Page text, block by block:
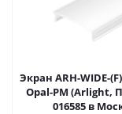
Экран ARH-WIDE-
Opal-PM (Arlight,
016585 в